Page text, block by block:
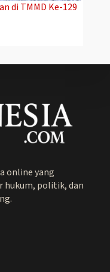
di TMMD Ke-129
online yang
hukum, politik, dan